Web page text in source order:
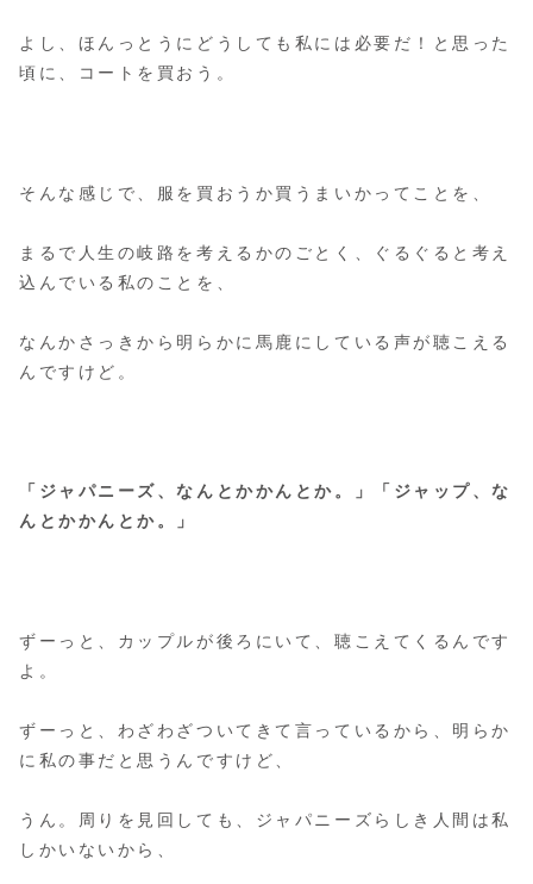
よし、ほんっとうにどうしても私には必要だ！と思った
頃に、コートを買おう。
そんな感じで、服を買おうか買うまいかってことを、
まるで人生の岐路を考えるかのごとく、ぐるぐると考え
込んでいる私のことを、
なんかさっきから明らかに馬鹿にしている声が聴こえる
んですけど。
「ジャパニーズ、なんとかかんとか。」「ジャップ、な
んとかかんとか。」
ずーっと、カップルが後ろにいて、聴こえてくるんです
よ。
ずーっと、わざわざついてきて言っているから、明らか
に私の事だと思うんですけど、
うん。周りを見回しても、ジャパニーズらしき人間は私
しかいないから、